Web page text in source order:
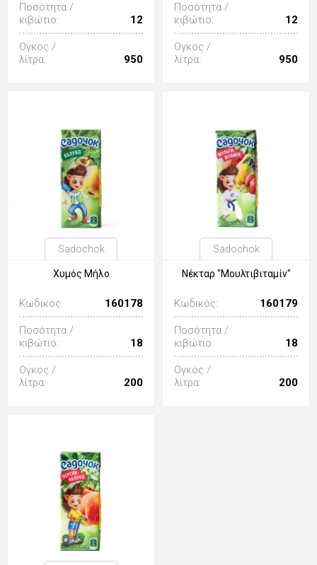
Ποσότητα /
κιβώτιο:
12
Ογκος /
λίτρα:
950
Ποσότητα /
κιβώτιο:
12
Ογκος /
λίτρα:
950
Sadochok
Χυμός Μήλο
Κωδικός: 160178
Ποσότητα /
κιβώτιο:
18
Ογκος /
λίτρα:
200
Sadochok
Νέκταρ "Μουλτιβιταμίν"
Κωδικός: 160179
Ποσότητα /
κιβώτιο:
18
Ογκος /
λίτρα:
200